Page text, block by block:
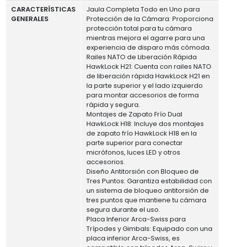
CARACTERÍSTICAS
GENERALES
Jaula Completa Todo en Uno para
Protección de la Cámara: Proporciona
protección total para tu cámara
mientras mejora el agarre para una
experiencia de disparo más cómoda.
Railes NATO de Liberación Rápida
HawkLock H21: Cuenta con railes NATO
de liberación rápida HawkLock H21 en
la parte superior y el lado izquierdo
para montar accesorios de forma
rápida y segura.
Montajes de Zapato Frío Dual
HawkLock H18: Incluye dos montajes
de zapato frío HawkLock H18 en la
parte superior para conectar
micrófonos, luces LED y otros
accesorios.
Diseño Antitorsión con Bloqueo de
Tres Puntos: Garantiza estabilidad con
un sistema de bloqueo antitorsión de
tres puntos que mantiene tu cámara
segura durante el uso.
Placa Inferior Arca-Swiss para
Trípodes y Gimbals: Equipado con una
placa inferior Arca-Swiss, es